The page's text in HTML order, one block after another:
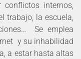
conflictos internos,
trabajo, la escuela,
Se emplea
y su inhabilidad
a estar hasta altas